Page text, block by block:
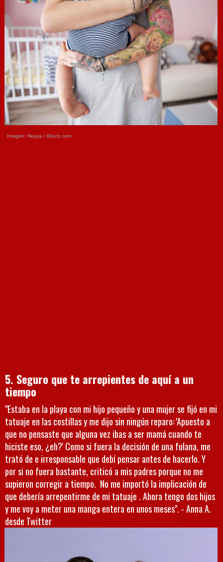
Imagen: Neyya / iStock.com
5. Seguro que te arrepientes de aquí a un
tiempo
"Estaba en la playa con mi hijo pequeño y una mujer se fijó en mi
tatuaje en las costillas y me dijo sin ningún reparo: 'Apuesto a
que no pensaste que alguna vez ibas a ser mamá cuando te
hiciste eso, ¿eh?' Como si fuera la decisión de una fulana, me
trató de e irresponsable que debí pensar antes de hacerlo. Y
por si no fuera bastante, criticó a mis padres porque no me
supieron corregir a tiempo. No me importó la implicación de
que debería arrepentirme de mi tatuaje . Ahora tengo dos hijos
y me voy a meter una manga entera en unos meses". - Anna A.
desde Twitter